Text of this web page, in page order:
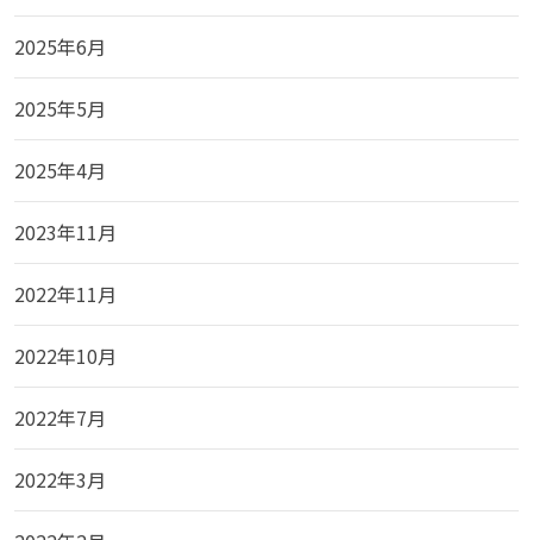
2025年6月
2025年5月
2025年4月
2023年11月
2022年11月
2022年10月
2022年7月
2022年3月